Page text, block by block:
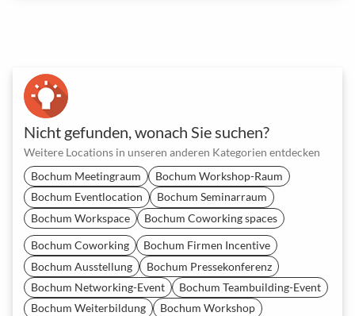
Nicht gefunden, wonach Sie suchen?
Weitere Locations in unseren anderen Kategorien entdecken
Bochum Meetingraum
Bochum Workshop-Raum
Bochum Eventlocation
Bochum Seminarraum
Bochum Workspace
Bochum Coworking spaces
Bochum Coworking
Bochum Firmen Incentive
Bochum Ausstellung
Bochum Pressekonferenz
Bochum Networking-Event
Bochum Teambuilding-Event
Bochum Weiterbildung
Bochum Workshop